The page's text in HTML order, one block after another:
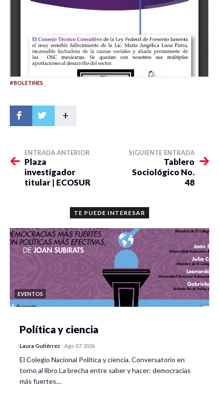
#BOLETINES
+
ENTRADA ANTERIOR
Plaza
investigador
titular | ECOSUR
SIGUIENTE ENTRADA
Tablero
Sociológico No.
48
TE PUEDE INTERESAR
EVENTOS
Política y ciencia
Laura Gutiérrez -Ago 07, 2026
El Colegio Nacional Política y ciencia. Conversatorio en
torno al libro La brecha entre saber y hacer: democracias
más fuertes…